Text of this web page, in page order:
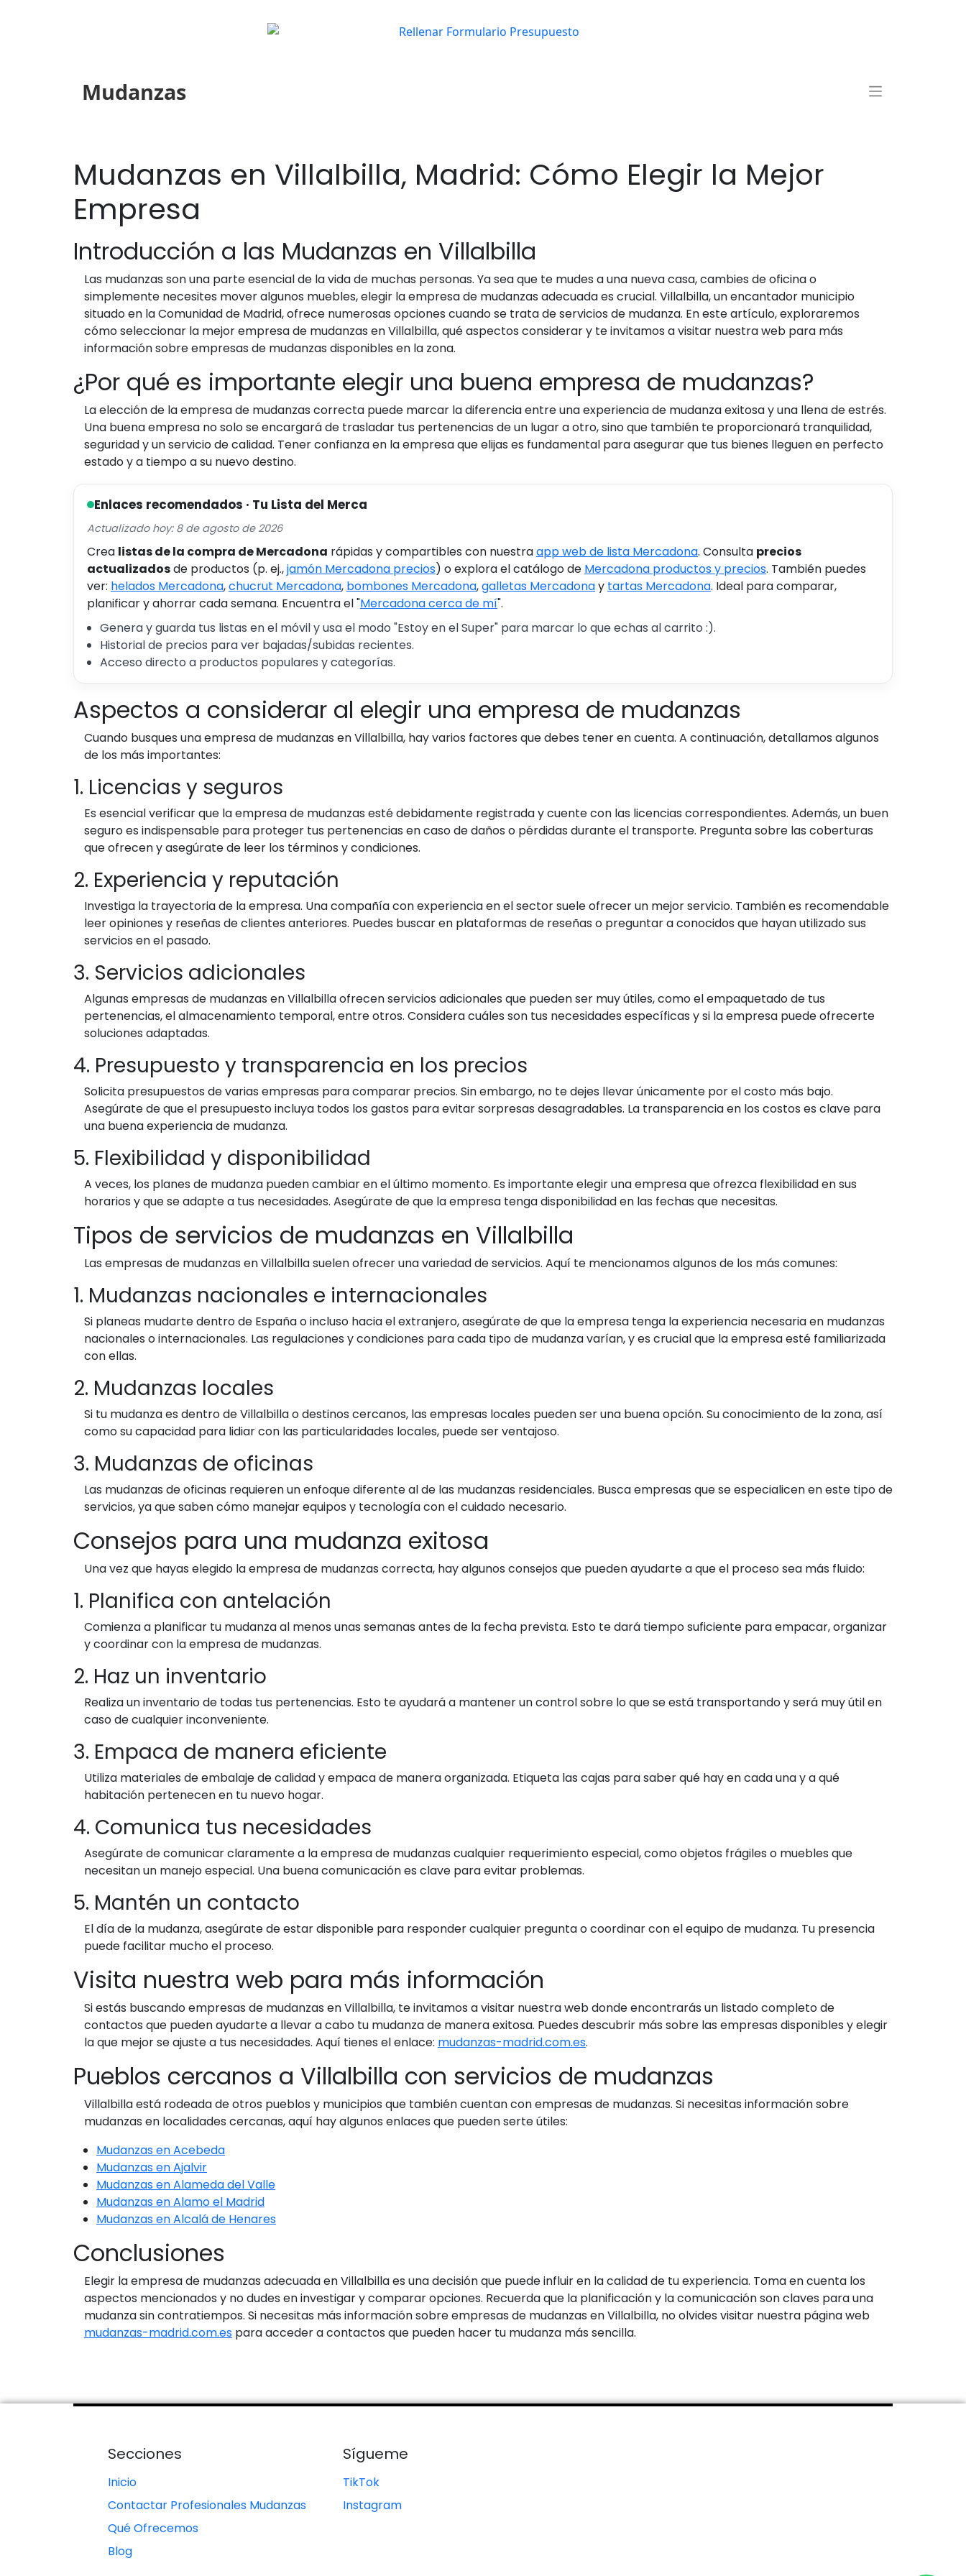
Mudanzas
Mudanzas en Villalbilla, Madrid: Cómo Elegir la Mejor
Empresa
Introducción a las Mudanzas en Villalbilla
Las mudanzas son una parte esencial de la vida de muchas personas. Ya sea que te mudes a una nueva casa, cambies de oficina o
simplemente necesites mover algunos muebles, elegir la empresa de mudanzas adecuada es crucial. Villalbilla, un encantador municipio
situado en la Comunidad de Madrid, ofrece numerosas opciones cuando se trata de servicios de mudanza. En este artículo, exploraremos
cómo seleccionar la mejor empresa de mudanzas en Villalbilla, qué aspectos considerar y te invitamos a visitar nuestra web para más
información sobre empresas de mudanzas disponibles en la zona.
¿Por qué es importante elegir una buena empresa de mudanzas?
La elección de la empresa de mudanzas correcta puede marcar la diferencia entre una experiencia de mudanza exitosa y una llena de estrés.
Una buena empresa no solo se encargará de trasladar tus pertenencias de un lugar a otro, sino que también te proporcionará tranquilidad,
seguridad y un servicio de calidad. Tener confianza en la empresa que elijas es fundamental para asegurar que tus bienes lleguen en perfecto
estado y a tiempo a su nuevo destino.
Enlaces recomendados · Tu Lista del Merca
Actualizado hoy: 8 de agosto de 2026
Crea listas de la compra de Mercadona rápidas y compartibles con nuestraapp web de lista Mercadona. Consulta precios
actualizadosde productos (p. ej.,jamón Mercadona precios) o explora el catálogo de Mercadona productos y precios. También puedes
ver: helados Mercadona,chucrut Mercadona, bombones Mercadona,galletas Mercadonay tartas Mercadona. Ideal para comparar,
planificar y ahorrar cada semana. Encuentra el "Mercadona cerca de mí".
Genera y guarda tus listas en el móvil y usa el modo "Estoy en el Super" para marcar lo que echas al carrito :).
Historial de precios para ver bajadas/subidas recientes.
Acceso directo a productos populares y categorías.
Aspectos a considerar al elegir una empresa de mudanzas
Cuando busques una empresa de mudanzas en Villalbilla, hay varios factores que debes tener en cuenta. A continuación, detallamos algunos
de los más importantes:
1. Licencias y seguros
Es esencial verificar que la empresa de mudanzas esté debidamente registrada y cuente con las licencias correspondientes. Además, un buen
seguro es indispensable para proteger tus pertenencias en caso de daños o pérdidas durante el transporte. Pregunta sobre las coberturas
que ofrecen y asegúrate de leer los términos y condiciones.
2. Experiencia y reputación
Investiga la trayectoria de la empresa. Una compañía con experiencia en el sector suele ofrecer un mejor servicio. También es recomendable
leer opiniones y reseñas de clientes anteriores. Puedes buscar en plataformas de reseñas o preguntar a conocidos que hayan utilizado sus
servicios en el pasado.
3. Servicios adicionales
Algunas empresas de mudanzas en Villalbilla ofrecen servicios adicionales que pueden ser muy útiles, como el empaquetado de tus
pertenencias, el almacenamiento temporal, entre otros. Considera cuáles son tus necesidades específicas y si la empresa puede ofrecerte
soluciones adaptadas.
4. Presupuesto y transparencia en los precios
Solicita presupuestos de varias empresas para comparar precios. Sin embargo, no te dejes llevar únicamente por el costo más bajo.
Asegúrate de que el presupuesto incluya todos los gastos para evitar sorpresas desagradables. La transparencia en los costos es clave para
una buena experiencia de mudanza.
5. Flexibilidad y disponibilidad
A veces, los planes de mudanza pueden cambiar en el último momento. Es importante elegir una empresa que ofrezca flexibilidad en sus
horarios y que se adapte a tus necesidades. Asegúrate de que la empresa tenga disponibilidad en las fechas que necesitas.
Tipos de servicios de mudanzas en Villalbilla
Las empresas de mudanzas en Villalbilla suelen ofrecer una variedad de servicios. Aquí te mencionamos algunos de los más comunes:
1. Mudanzas nacionales e internacionales
Si planeas mudarte dentro de España o incluso hacia el extranjero, asegúrate de que la empresa tenga la experiencia necesaria en mudanzas
nacionales o internacionales. Las regulaciones y condiciones para cada tipo de mudanza varían, y es crucial que la empresa esté familiarizada
con ellas.
2. Mudanzas locales
Si tu mudanza es dentro de Villalbilla o destinos cercanos, las empresas locales pueden ser una buena opción. Su conocimiento de la zona, así
como su capacidad para lidiar con las particularidades locales, puede ser ventajoso.
3. Mudanzas de oficinas
Las mudanzas de oficinas requieren un enfoque diferente al de las mudanzas residenciales. Busca empresas que se especialicen en este tipo de
servicios, ya que saben cómo manejar equipos y tecnología con el cuidado necesario.
Consejos para una mudanza exitosa
Una vez que hayas elegido la empresa de mudanzas correcta, hay algunos consejos que pueden ayudarte a que el proceso sea más fluido:
1. Planifica con antelación
Comienza a planificar tu mudanza al menos unas semanas antes de la fecha prevista. Esto te dará tiempo suficiente para empacar, organizar
y coordinar con la empresa de mudanzas.
2. Haz un inventario
Realiza un inventario de todas tus pertenencias. Esto te ayudará a mantener un control sobre lo que se está transportando y será muy útil en
caso de cualquier inconveniente.
3. Empaca de manera eficiente
Utiliza materiales de embalaje de calidad y empaca de manera organizada. Etiqueta las cajas para saber qué hay en cada una y a qué
habitación pertenecen en tu nuevo hogar.
4. Comunica tus necesidades
Asegúrate de comunicar claramente a la empresa de mudanzas cualquier requerimiento especial, como objetos frágiles o muebles que
necesitan un manejo especial. Una buena comunicación es clave para evitar problemas.
5. Mantén un contacto
El día de la mudanza, asegúrate de estar disponible para responder cualquier pregunta o coordinar con el equipo de mudanza. Tu presencia
puede facilitar mucho el proceso.
Visita nuestra web para más información
Si estás buscando empresas de mudanzas en Villalbilla, te invitamos a visitar nuestra web donde encontrarás un listado completo de
contactos que pueden ayudarte a llevar a cabo tu mudanza de manera exitosa. Puedes descubrir más sobre las empresas disponibles y elegir
la que mejor se ajuste a tus necesidades. Aquí tienes el enlace: mudanzas-madrid.com.es.
Pueblos cercanos a Villalbilla con servicios de mudanzas
Villalbilla está rodeada de otros pueblos y municipios que también cuentan con empresas de mudanzas. Si necesitas información sobre
mudanzas en localidades cercanas, aquí hay algunos enlaces que pueden serte útiles:
Mudanzas en Acebeda
Mudanzas en Ajalvir
Mudanzas en Alameda del Valle
Mudanzas en Alamo el Madrid
Mudanzas en Alcalá de Henares
Conclusiones
Elegir la empresa de mudanzas adecuada en Villalbilla es una decisión que puede influir en la calidad de tu experiencia. Toma en cuenta los
aspectos mencionados y no dudes en investigar y comparar opciones. Recuerda que la planificación y la comunicación son claves para una
mudanza sin contratiempos. Si necesitas más información sobre empresas de mudanzas en Villalbilla, no olvides visitar nuestra página web
mudanzas-madrid.com.es para acceder a contactos que pueden hacer tu mudanza más sencilla.
Secciones
Inicio
Contactar Profesionales Mudanzas
Qué Ofrecemos
Blog
Sígueme
TikTok
Instagram